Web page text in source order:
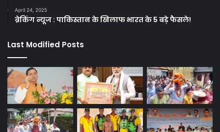
April 24, 2025
ब्रेकिंग न्यूज : पाकिस्तान के खिलाफ भारत के 5 बड़े फैसले!
Last Modified Posts